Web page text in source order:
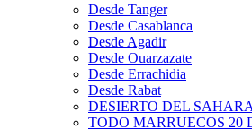
Desde Tanger
Desde Casablanca
Desde Agadir
Desde Ouarzazate
Desde Errachidia
Desde Rabat
DESIERTO DEL SAHARA
TODO MARRUECOS 20